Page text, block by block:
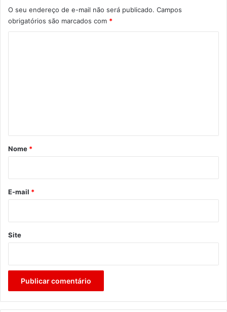
O seu endereço de e-mail não será publicado. Campos
obrigatórios são marcados com *
r
*
Nome *
E-mail *
Site